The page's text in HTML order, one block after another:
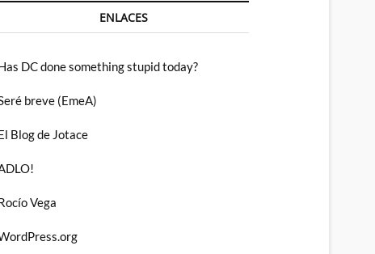
ENLACES
DC done something stupid today?
breve (EmeA)
Blog de Jotace
Vega